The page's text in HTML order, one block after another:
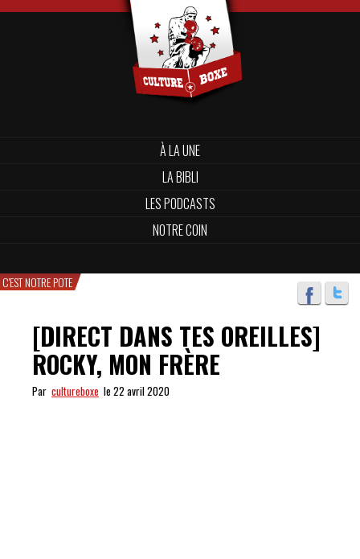
À LA UNE
LA BIBLI
LES PODCASTS
NOTRE COIN
C'EST NOTRE POTE
[DIRECT DANS TES OREILLES]
ROCKY, MON FRÈRE
Par cultureboxe le 22 avril 2020